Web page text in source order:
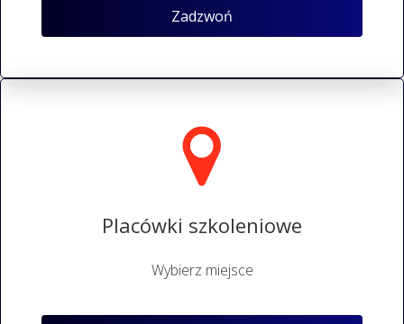
Zadzwoń
Placówki szkoleniowe
Wybierz miejsce